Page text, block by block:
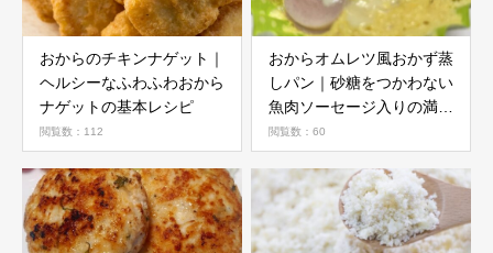
おからのチキンナゲット｜
ヘルシーなふわふわおから
ナゲットの基本レシピ
閲覧数：112
おからオムレツ風おかず蒸
しパン｜砂糖をつかわない
魚肉ソーセージ入りの満足
おやつです
閲覧数：60